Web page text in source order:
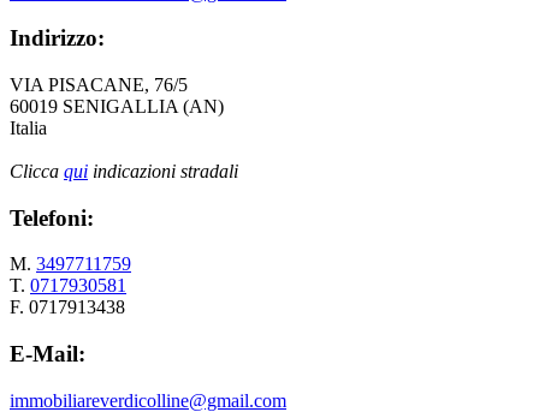
Indirizzo:
VIA PISACANE, 76/5
60019 SENIGALLIA (AN)
Italia
Clicca qui indicazioni stradali
Telefoni:
M. 3497711759
T. 0717930581
F. 0717913438
E-Mail:
immobiliareverdicolline@gmail.com